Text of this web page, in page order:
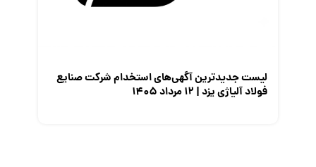
لیست جدیدترین آگهی‌های استخدام شرکت صنایع
فولاد آلیاژی یزد | ۱۲ مرداد ۱۴۰۵